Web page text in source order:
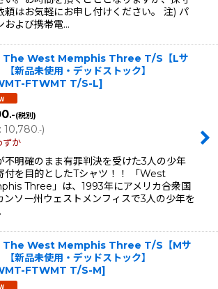
頼はお気軽にお申し付けください。 注) パ
および携帯電…
The West Memphis Three T/S【Lサ
【新品未使用・デッドストック】
FTWMT T/S-L]
.-(税別)
: 10,780.-)
ずか
不明確のまま有罪判決を受けた3人の少年
付を目的としたTシャツ！！ 「West
Three」は、1993年にアメリカ合衆国
ンソー州ウェストメンフィスで3人の少年を
The West Memphis Three T/S【Mサ
【新品未使用・デッドストック】
FTWMT T/S-M]